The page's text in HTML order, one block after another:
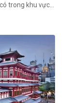
sạch sẽ của
và cam kết chất
sẽ hài lòng